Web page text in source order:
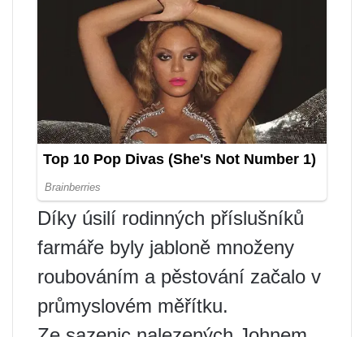
Díky úsilí rodinných příslušníků
farmáře byly jabloně množeny
roubováním a pěstování začalo v
průmyslovém měřítku.